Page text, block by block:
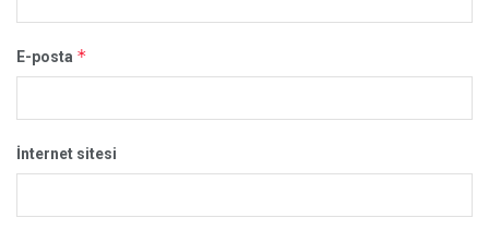
E-posta *
İnternet sitesi